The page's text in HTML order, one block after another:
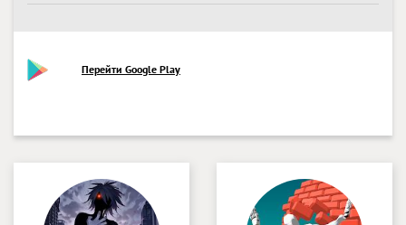
Перейти Google Play